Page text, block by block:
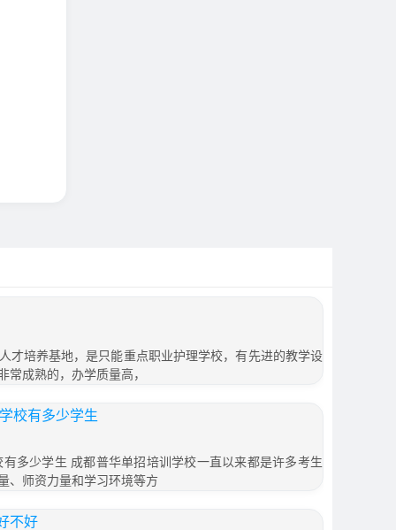
才培养基地，是只能重点职业护理学校，有先进的教学设
常成熟的，办学质量高，
校有多少学生
多少学生 成都普华单招培训学校一直以来都是许多考生
、师资力量和学习环境等方
不好